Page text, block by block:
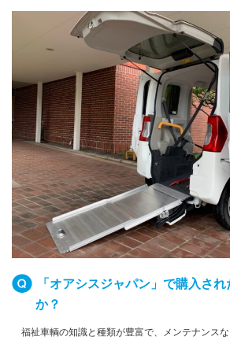
「オアシスジャパン」で購入さ
か？
福祉車輌の知識と種類が豊富で、メンテナンス